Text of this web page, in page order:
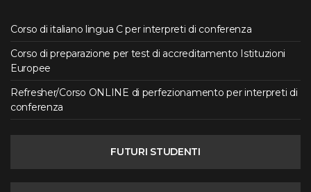
Corso di italiano lingua C per interpreti di conferenza
Corso di preparazione per test di accreditamento Istituzioni
Europee
Refresher/Corso ONLINE di perfezionamento per interpreti di
conferenza
FUTURI STUDENTI